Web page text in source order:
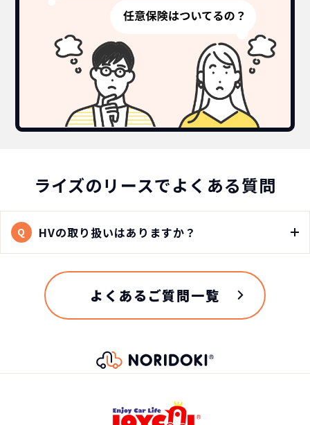
ライズのリースでよくある質問
Q HVの取り扱いはありますか？
よくあるご質問一覧